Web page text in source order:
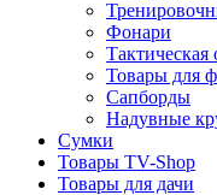
Фонари
Тактическая
Товары для
Сапборды
Надувные
Сумки
Товары TV-Shop
Товары для дачи